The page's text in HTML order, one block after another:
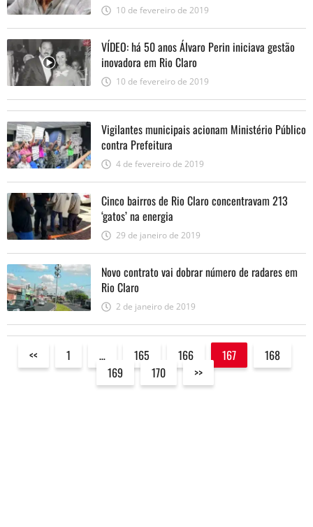
10 de fevereiro de 2019
VÍDEO: há 50 anos Álvaro Perin iniciava gestão
inovadora em Rio Claro
10 de fevereiro de 2019
Vigilantes municipais acionam Ministério Público
contra Prefeitura
4 de fevereiro de 2019
Cinco bairros de Rio Claro concentravam 213
‘gatos’ na energia
29 de janeiro de 2019
Novo contrato vai dobrar número de radares em
Rio Claro
2 de janeiro de 2019
<< 1 … 165 166 167
168
169
170 >>